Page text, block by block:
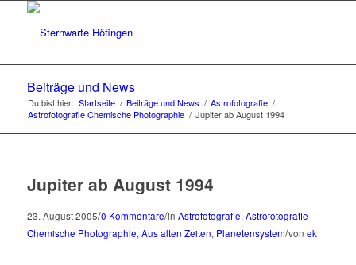
Beiträge und News
Du bist hier: Startseite / Beiträge und News / Astrofotografie /
Astrofotografie Chemische Photographie / Jupiter ab August 1994
Jupiter ab August 1994
23. August 2005/0 Kommentare/in Astrofotografie, Astrofotografie
Chemische Photographie, Aus alten Zeiten, Planetensystem/von ek